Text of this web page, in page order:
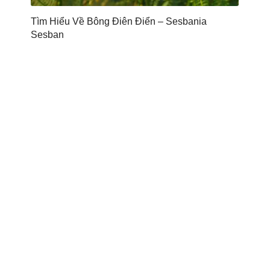
Tìm Hiểu Về Bông Điên Điển – Sesbania
Sesban